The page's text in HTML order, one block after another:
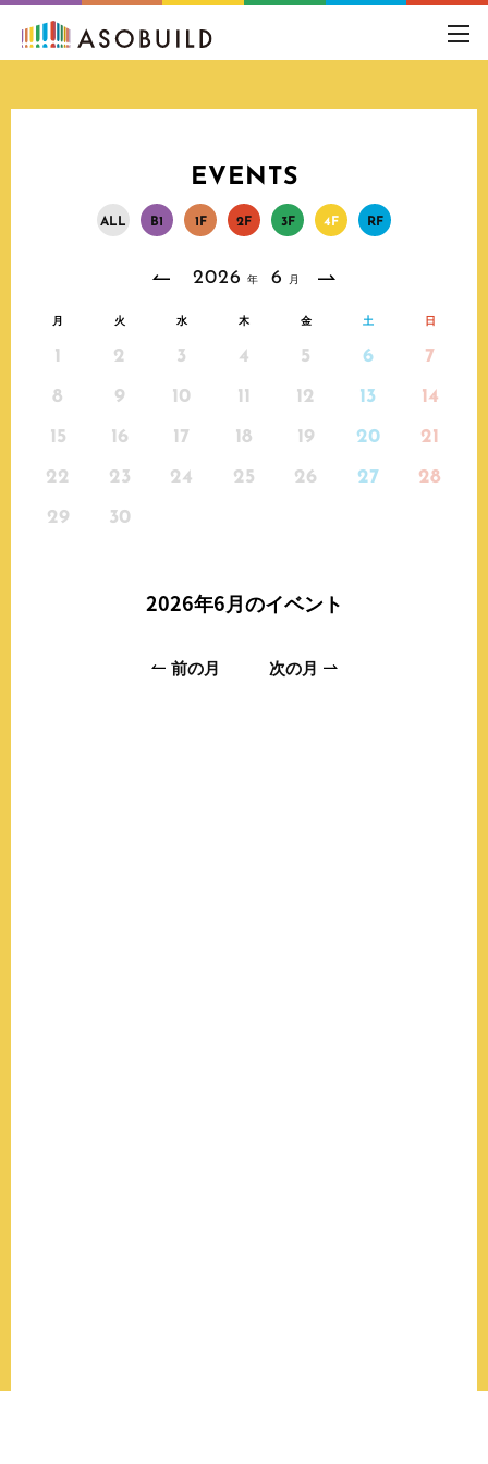
EVENTS
AL L B1 1 F 2F 3F 4F RF
2026 年 6 月
月 火 水 木 金 土 日
1 2 3 4 5 6
7
8
9 10 11 12 13
14
15
16 17 18 19 20
21
22
23 24 25 26 27
28
29
30
2026年6月のイベント
前の月 次の月